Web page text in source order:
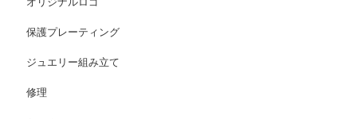
オリジナルロゴ
保護プレーティング
ジュエリー組み立て
修理